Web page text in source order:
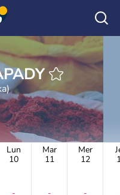
Lun
10
Mar
11
Mer
12